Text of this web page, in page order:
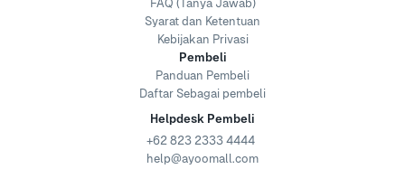
FAQ (Tanya Jawab)
Syarat dan Ketentuan
Kebijakan Privasi
Pembeli
Panduan Pembeli
Daftar Sebagai pembeli
Helpdesk Pembeli
+62 823 2333 4444
help@ayoomall.com